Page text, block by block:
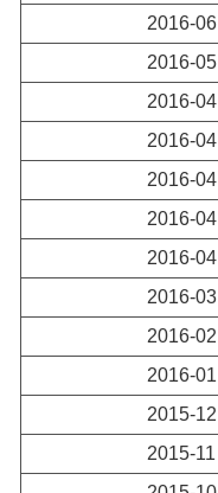
2016-06
2016-05
2016-04
2016-04
2016-04
2016-04
2016-04
2016-03
2016-02
2016-01
2015-12
2015-11